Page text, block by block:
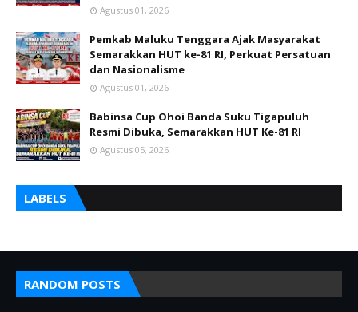
Agustus 01, 2026
Pemkab Maluku Tenggara Ajak Masyarakat
Semarakkan HUT ke-81 RI, Perkuat Persatuan
dan Nasionalisme
Agustus 01, 2026
Babinsa Cup Ohoi Banda Suku Tigapuluh
Resmi Dibuka, Semarakkan HUT Ke-81 RI
Agustus 05, 2026
LABELS
RANDOM POSTS